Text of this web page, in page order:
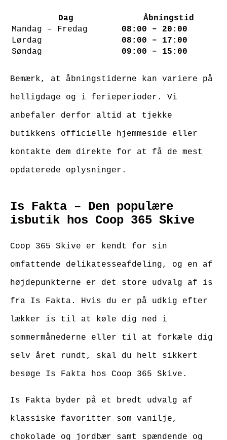
Dag
Åbningstid
Mandag – Fredag
08:00 – 20:00
Lørdag
08:00 – 17:00
Søndag
09:00 – 15:00
Bemærk, at åbningstiderne kan variere på
helligdage og i ferieperioder. Vi
anbefaler derfor altid at tjekke
butikkens officielle hjemmeside eller
kontakte dem direkte for at få de mest
opdaterede oplysninger.
Is Fakta – Den populære
isbutik hos Coop 365 Skive
Coop 365 Skive er kendt for sin
omfattende delikatesseafdeling, og en af
højdepunkterne er det store udvalg af is
fra Is Fakta. Hvis du er på udkig efter
lækker is til at køle dig ned i
sommermånederne eller til at forkæle dig
selv året rundt, skal du helt sikkert
besøge Is Fakta hos Coop 365 Skive.
Is Fakta byder på et bredt udvalg af
klassiske favoritter som vanilje,
chokolade og jordbær samt spændende og